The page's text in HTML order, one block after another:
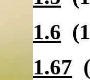
1.6
1.67